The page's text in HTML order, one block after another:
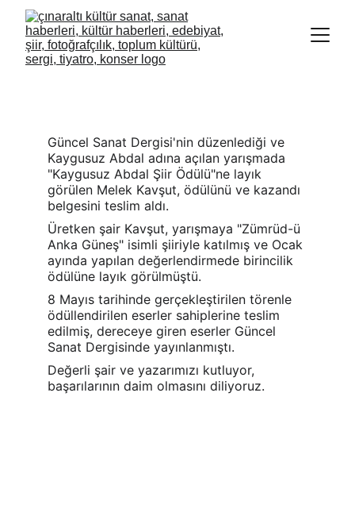
Güncel Sanat Dergisi'nin düzenlediği ve
Kaygusuz Abdal adına açılan yarışmada
"Kaygusuz Abdal Şiir Ödülü"ne layık
görülen Melek Kavşut, ödülünü ve kazandı
belgesini teslim aldı.
Üretken şair Kavşut, yarışmaya "Zümrüd-ü
Anka Güneş" isimli şiiriyle katılmış ve Ocak
ayında yapılan değerlendirmede birincilik
ödülüne layık görülmüştü.
8 Mayıs tarihinde gerçekleştirilen törenle
ödüllendirilen eserler sahiplerine teslim
edilmiş, dereceye giren eserler Güncel
Sanat Dergisinde yayınlanmıştı.
Değerli şair ve yazarımızı kutluyor,
başarılarının daim olmasını diliyoruz.